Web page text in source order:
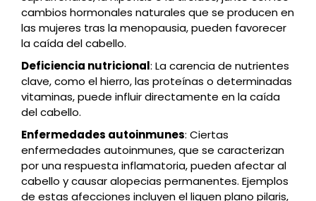
cambios hormonales naturales que se producen en
las mujeres tras la menopausia, pueden favorecer
la caída del cabello.
Deficiencia nutricional: La carencia de nutrientes
clave, como el hierro, las proteínas o determinadas
vitaminas, puede influir directamente en la caída
del cabello.
Enfermedades autoinmunes: Ciertas
enfermedades autoinmunes, que se caracterizan
por una respuesta inflamatoria, pueden afectar al
cabello y causar alopecias permanentes. Ejemplos
de estas afecciones incluyen el liquen plano pilaris,